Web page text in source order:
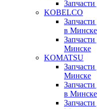
KOBELCO
в Минске
Минске
KOMATSU
Минске
в Минске